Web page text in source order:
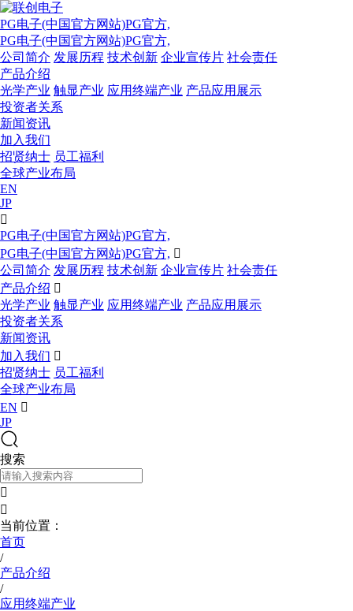
PG电子(中国官方网站)PG官方,
PG电子(中国官方网站)PG官方,
公司简介 发展历程 技术创新 企业宣传片 社会责任
产品介绍
光学产业 触显产业 应用终端产业 产品应用展示
投资者关系
新闻资讯
加入我们
招贤纳士 员工福利
全球产业布局
EN
JP

PG电子(中国官方网站)PG官方,
PG电子(中国官方网站)PG官方, 
公司简介 发展历程 技术创新 企业宣传片 社会责任
产品介绍 
光学产业 触显产业 应用终端产业 产品应用展示
投资者关系
新闻资讯
加入我们 
招贤纳士 员工福利
全球产业布局
EN 
JP
搜索


当前位置：
首页
/
产品介绍
/
应用终端产业